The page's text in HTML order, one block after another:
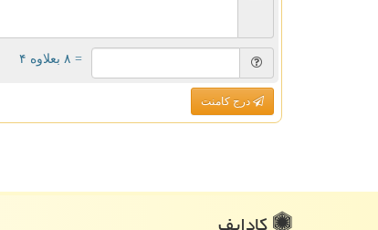
= ۸ بعلاوه ۴
درج کامنت